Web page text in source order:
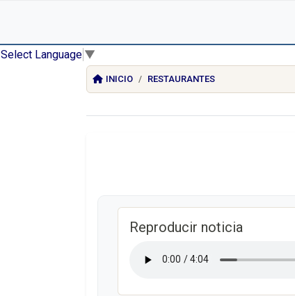
Select Language ▼
INICIO RESTAURANTES
Reproducir noticia